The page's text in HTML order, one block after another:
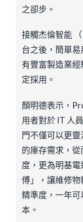
之卻步。
接觸杰倫智能
台之後，簡單
有豐富製造業
定採用。
顏明德表示，
用者對於 IT 人
門不僅可以更
的庫存需求，
度，更為明基
傅」，讓維修物
精準度，一年
本。